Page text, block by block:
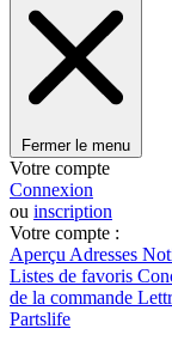
Fermer le menu
Votre compte
Connexion
ou inscription
Votre compte :
Aperçu Adresses
Listes de favoris
de la commande
Partslife